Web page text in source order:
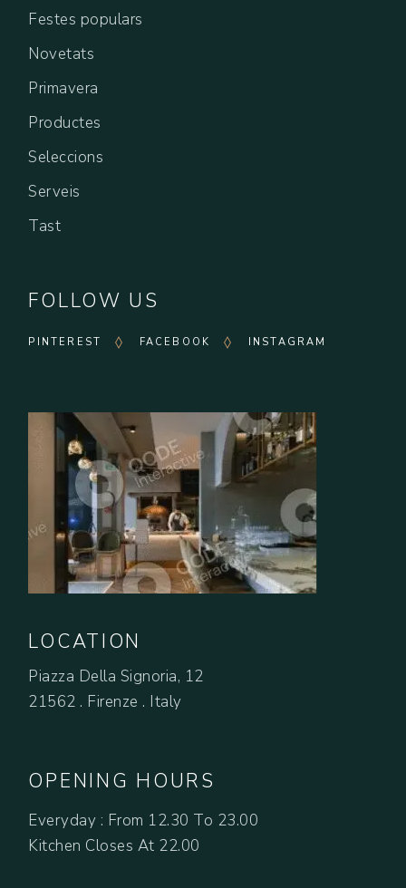
Festes populars
Novetats
Primavera
Productes
Seleccions
Serveis
Tast
FOLLOW US
PINTEREST FACEBOOK INSTAGRAM
LOCATION
Piazza Della Signoria, 12
21562 . Firenze . Italy
OPENING HOURS
Everyday : From 12.30 To 23.00
Kitchen Closes At 22.00